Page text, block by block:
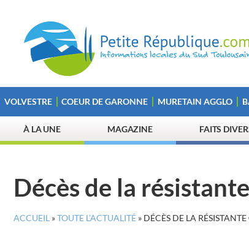
VOLVESTRE COEUR DE GARONNE MURETAIN AGGLO
À LA UNE MAGAZINE FAITS
Décès de la
ACCUEIL »TOUTE L’ACTUALITÉ » DÉCÈS DE LA